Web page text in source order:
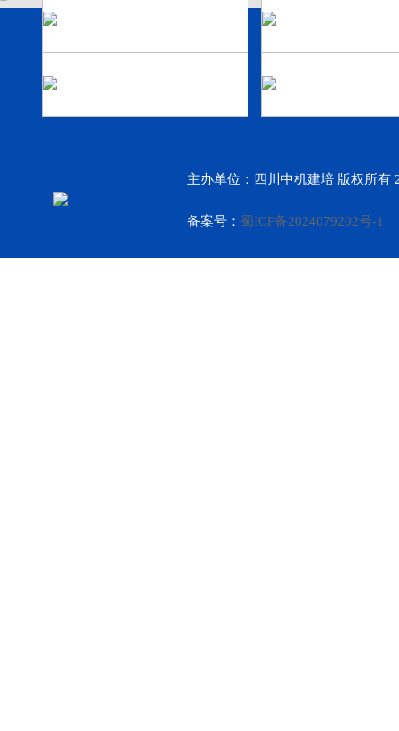
主办单位：四川中机建培 版权所有
备案号： 蜀ICP备2024079202号-1